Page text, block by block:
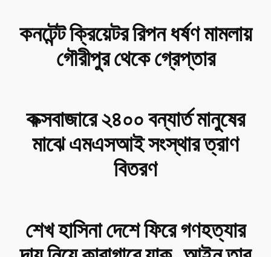
কনটেন্ট ক্রিয়েটর রিপন ধর্ষণ মামলায়
গৌরীপুর থেকে গ্রেপ্তার
কক্সবাজারে ২৪০০ বন্যার্ত মানুষের
মাঝে এমএসআই সংস্থার ত্রাণ
বিতরণ
শেখ হাসিনা দেশে ফিরে গণহত্যার